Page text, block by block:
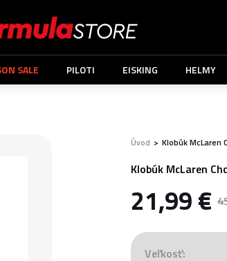
SALE PILOTI EISKING HELMY
Úvod > Klobúk McLaren
Klobúk McLaren
21,99 €
Veľkosť: